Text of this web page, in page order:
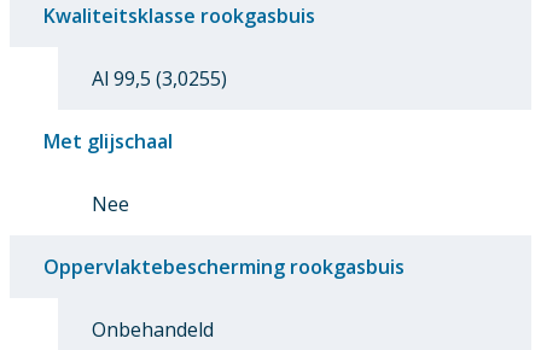
Kwaliteitsklasse rookgasbuis
Al 99,5 (3,0255)
Met glijschaal
Nee
Oppervlaktebescherming rookgasbuis
Onbehandeld